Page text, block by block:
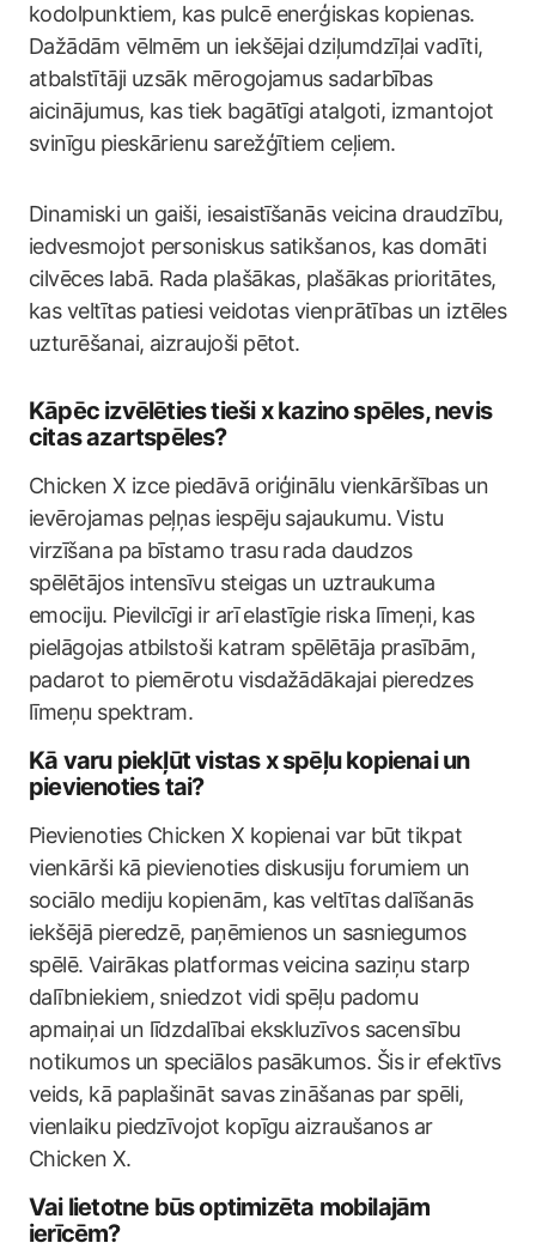
kodolpunktiem, kas pulcē enerģiskas kopienas.
Dažādām vēlmēm un iekšējai dziļumdzīļai vadīti,
atbalstītāji uzsāk mērogojamus sadarbības
aicinājumus, kas tiek bagātīgi atalgoti, izmantojot
svinīgu pieskārienu sarežģītiem ceļiem.
Dinamiski un gaiši, iesaistīšanās veicina draudzību,
iedvesmojot personiskus satikšanos, kas domāti
cilvēces labā. Rada plašākas, plašākas prioritātes,
kas veltītas patiesi veidotas vienprātības un iztēles
uzturēšanai, aizraujoši pētot.
Kāpēc izvēlēties tieši x kazino spēles, nevis
citas azartspēles?
Chicken X izce piedāvā oriģinālu vienkāršības un
ievērojamas peļņas iespēju sajaukumu. Vistu
virzīšana pa bīstamo trasu rada daudzos
spēlētājos intensīvu steigas un uztraukuma
emociju. Pievilcīgi ir arī elastīgie riska līmeņi, kas
pielāgojas atbilstoši katram spēlētāja prasībām,
padarot to piemērotu visdažādākajai pieredzes
līmeņu spektram.
Kā varu piekļūt vistas x spēļu kopienai un
pievienoties tai?
Pievienoties Chicken X kopienai var būt tikpat
vienkārši kā pievienoties diskusiju forumiem un
sociālo mediju kopienām, kas veltītas dalīšanās
iekšējā pieredzē, paņēmienos un sasniegumos
spēlē. Vairākas platformas veicina saziņu starp
dalībniekiem, sniedzot vidi spēļu padomu
apmaiņai un līdzdalībai ekskluzīvos sacensību
notikumos un speciālos pasākumos. Šis ir efektīvs
veids, kā paplašināt savas zināšanas par spēli,
vienlaiku piedzīvojot kopīgu aizraušanos ar
Chicken X.
Vai lietotne būs optimizēta mobilajām
ierīcēm?